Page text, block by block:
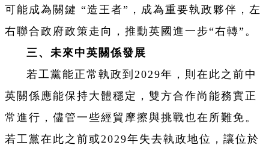
可能成為關鍵 “造王者”，成為重要執政夥伴，左
右聯合政府政策走向，推動英國進一步“右轉”。
三、未來中英關係發展
若工黨能正常執政到2029年，則在此之前中
英關係應能保持大體穩定，雙方合作尚能務實正
常進行，儘管一些經貿摩擦與挑戰也在所難免。
若工黨在此之前或2029年失去執政地位，讓位於